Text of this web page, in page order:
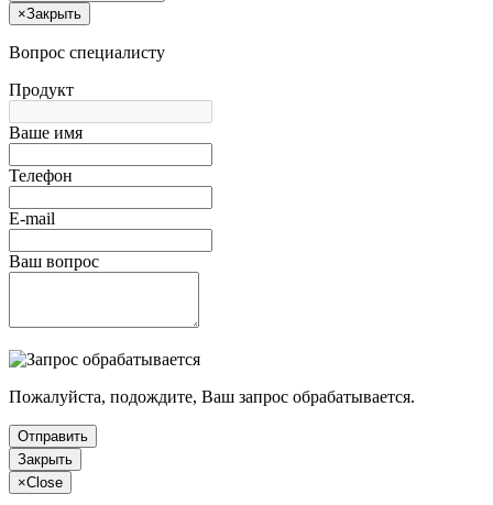
×Закрыть
Вопрос специалисту
Продукт
Ваше имя
Телефон
E-mail
Ваш вопрос
Пожалуйста, подождите, Ваш запрос обрабатывается.
Отправить
Закрыть
×Close